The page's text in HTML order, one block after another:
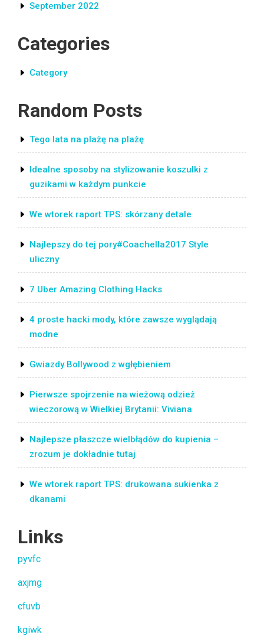
September 2022
Categories
Category
Random Posts
Tego lata na plażę na plażę
Idealne sposoby na stylizowanie koszulki z
guzikami w każdym punkcie
We wtorek raport TPS: skórzany detale
Najlepszy do tej pory#Coachella2017 Style
uliczny
7 Uber Amazing Clothing Hacks
4 proste hacki mody, które zawsze wyglądają
modne
Gwiazdy Bollywood z wgłębieniem
Pierwsze spojrzenie na wieżową odzież
wieczorową w Wielkiej Brytanii: Viviana
Najlepsze płaszcze wielbłądów do kupienia –
zrozum je dokładnie tutaj
We wtorek raport TPS: drukowana sukienka z
dkanami
Links
pyvfc
axjmg
cfuvb
kgiwk